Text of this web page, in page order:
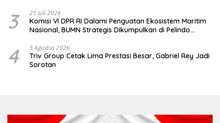
3 25 Juli 2026
Komisi VI DPR RI Dalami Penguatan Ekosistem Maritim
Nasional, BUMN Strategis Dikumpulkan di Pelindo
4 5 Agustus 2026
Triv Group Cetak Lima Prestasi Besar, Gabriel Rey Jadi
Sorotan